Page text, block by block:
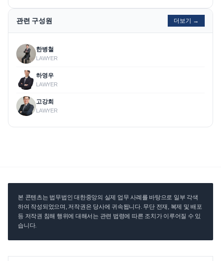
관련 구성원 더보기 →
한병철
LAWYER
하영우
LAWYER
고강희
LAWYER
본 콘텐츠는 법무법인 대한중앙의 실제 업무 사례를 바탕으로 일부 각색
하여 작성되었으며, 저작권은 당사에 귀속됩니다. 무단 전재, 복제 및 배포
등 저작권 침해 행위에 대해서는 관련 법령에 따른 조치가 이루어질 수 있
습니다.